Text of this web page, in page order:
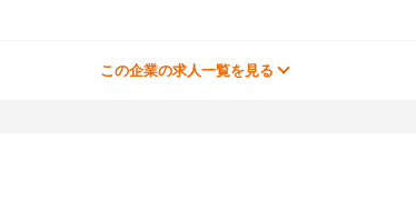
この企業の求人一覧を見る